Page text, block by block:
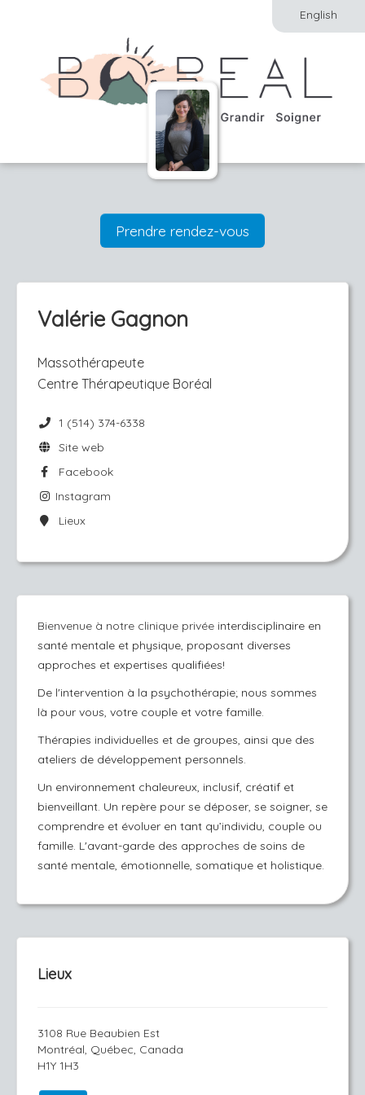
English
Prendre rendez-vous
Valérie Gagnon
Massothérapeute
Centre Thérapeutique Boréal
1 (514) 374-6338
Site web
Facebook
Instagram
Lieux
Bienvenue à notre clinique privée interdisciplinaire en
santé mentale et physique, proposant diverses
approches et expertises qualifiées!
De l'intervention à la psychothérapie; nous sommes
là pour vous, votre couple et votre famille.
Thérapies individuelles et de groupes, ainsi que des
ateliers de développement personnels.
Un environnement chaleureux, inclusif, créatif et
bienveillant. Un repère pour se déposer, se soigner, se
comprendre et évoluer en tant qu’individu, couple ou
famille. L'avant-garde des approches de soins de
santé mentale, émotionnelle, somatique et holistique.
Lieux
3108 Rue Beaubien Est
Montréal, Québec, Canada
H1Y 1H3